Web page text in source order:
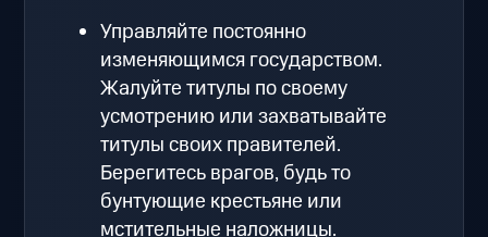
Управляйте постоянно
изменяющимся государством.
Жалуйте титулы по своему
усмотрению или захватывайте
титулы своих правителей.
Берегитесь врагов, будь то
бунтующие крестьяне или
мстительные наложницы.